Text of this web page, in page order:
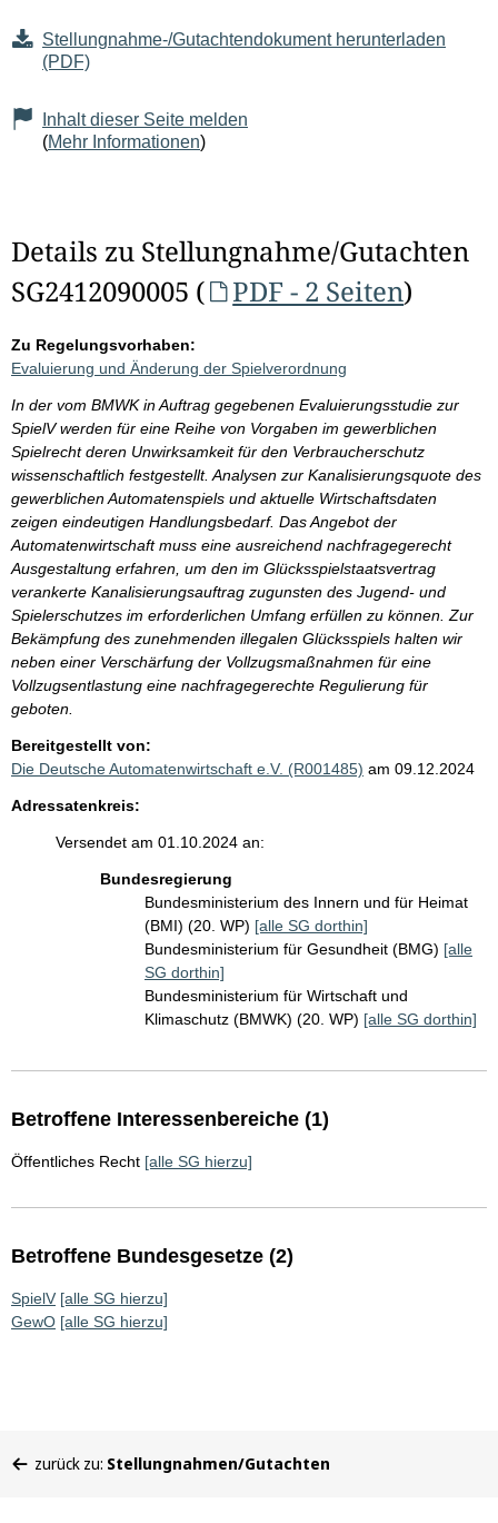
Stellungnahme-/Gutachtendokument herunterladen
(PDF)
Inhalt dieser Seite melden
(Mehr Informationen)
Details zu Stellungnahme/Gutachten
SG2412090005 (
PDF - 2 Seiten)
Zu Regelungsvorhaben:
Evaluierung und Änderung der Spielverordnung
In der vom BMWK in Auftrag gegebenen Evaluierungsstudie zur
SpielV werden für eine Reihe von Vorgaben im gewerblichen
Spielrecht deren Unwirksamkeit für den Verbraucherschutz
wissenschaftlich festgestellt. Analysen zur Kanalisierungsquote des
gewerblichen Automatenspiels und aktuelle Wirtschaftsdaten
zeigen eindeutigen Handlungsbedarf. Das Angebot der
Automatenwirtschaft muss eine ausreichend nachfragegerecht
Ausgestaltung erfahren, um den im Glücksspielstaatsvertrag
verankerte Kanalisierungsauftrag zugunsten des Jugend- und
Spielerschutzes im erforderlichen Umfang erfüllen zu können. Zur
Bekämpfung des zunehmenden illegalen Glücksspiels halten wir
neben einer Verschärfung der Vollzugsmaßnahmen für eine
Vollzugsentlastung eine nachfragegerechte Regulierung für
geboten.
Bereitgestellt von:
Die Deutsche Automatenwirtschaft e.V. (R001485) am 09.12.2024
Adressatenkreis:
Versendet am 01.10.2024 an:
Bundesregierung
Bundesministerium des Innern und für Heimat
(BMI) (20. WP) [alle SG dorthin]
Bundesministerium für Gesundheit (BMG) [alle
SG dorthin]
Bundesministerium für Wirtschaft und
Klimaschutz (BMWK) (20. WP) [alle SG dorthin]
Betroffene Interessenbereiche (1)
Öffentliches Recht [alle SG hierzu]
Betroffene Bundesgesetze (2)
SpielV [alle SG hierzu]
GewO [alle SG hierzu]
befinden
zurück zu: Stellungnahmen/Gutachten